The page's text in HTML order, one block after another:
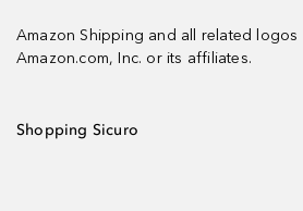
Amazon Shipping and all related
Amazon.com, Inc. or its affiliates.
Shopping Sicuro